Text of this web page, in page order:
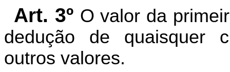
Art. 3º O valor da
dedução de quaisquer
outros valores.